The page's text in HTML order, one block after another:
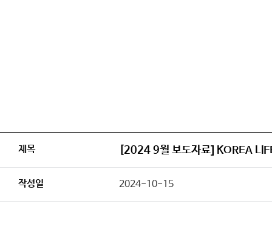
제목 [2024 9월 보도자료] KOREA
작성일 2024-10-15